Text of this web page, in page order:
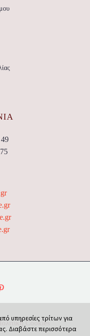
Cookies
υπηρεσίες τρίτων για
Διαβάστε περισσότερα